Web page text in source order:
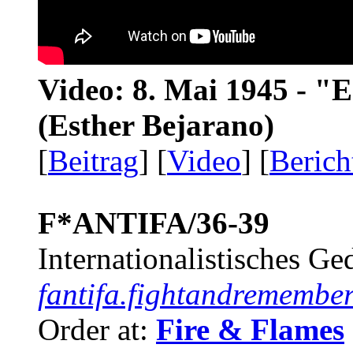
Video: 8. Mai 1945 -
(Esther Bejarano)
[Beitrag] [Video] [
F*ANTIFA/36-39
Internationalistisches
Order at: Fire & Flames